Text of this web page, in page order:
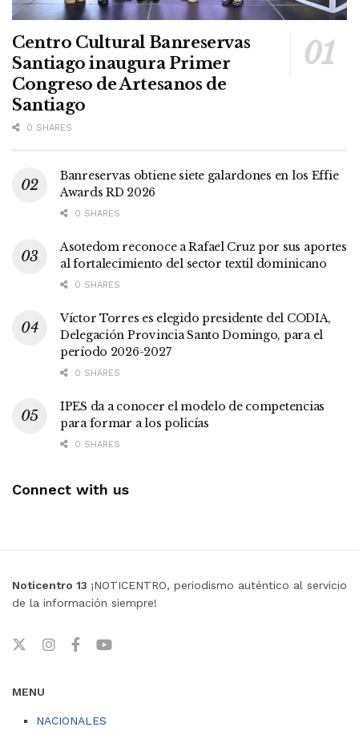
Centro Cultural Banreservas
Santiago inaugura Primer
Congreso de Artesanos de
Santiago
0 SHARES
Banreservas obtiene siete galardones en los Effie
Awards RD 2026
0 SHARES
Asotedom reconoce a Rafael Cruz por sus aportes
al fortalecimiento del sector textil dominicano
0 SHARES
Víctor Torres es elegido presidente del CODIA,
Delegación Provincia Santo Domingo, para el
período 2026-2027
0 SHARES
IPES da a conocer el modelo de competencias
para formar a los policías
0 SHARES
Connect with us
Noticentro 13 ¡NOTICENTRO, periodismo auténtico al servicio
de la información siempre!
MENU
NACIONALES